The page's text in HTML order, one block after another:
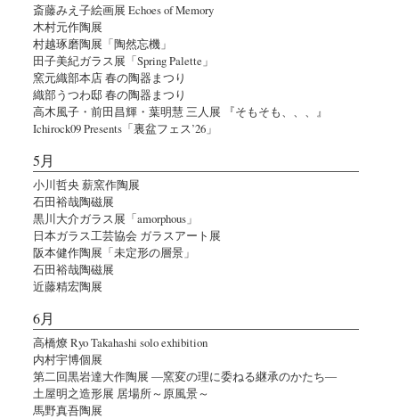
斎藤みえ子絵画展 Echoes of Memory
木村元作陶展
村越琢磨陶展「陶然忘機」
田子美紀ガラス展「Spring Palette」
窯元織部本店 春の陶器まつり
織部うつわ邸 春の陶器まつり
高木風子・前田昌輝・葉明慧 三人展 『そもそも、、、』
Ichirock09 Presents「裏盆フェス’26」
5月
小川哲央 薪窯作陶展
石田裕哉陶磁展
黒川大介ガラス展「amorphous」
日本ガラス工芸協会 ガラスアート展
阪本健作陶展「未定形の層景」
石田裕哉陶磁展
近藤精宏陶展
6月
高橋燎 Ryo Takahashi solo exhibition
内村宇博個展
第二回黒岩達大作陶展 ―窯変の理に委ねる継承のかたち―
土屋明之造形展 居場所～原風景～
馬野真吾陶展